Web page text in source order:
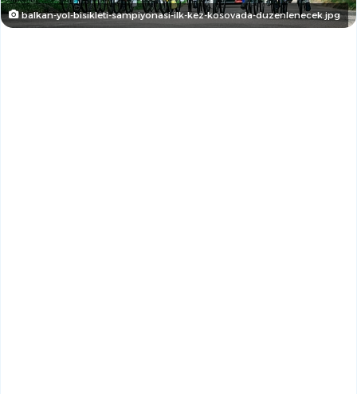
balkan-yol-bisikleti-sampiyonasi-ilk-kez-kosovada-duzenlenecek.jpg